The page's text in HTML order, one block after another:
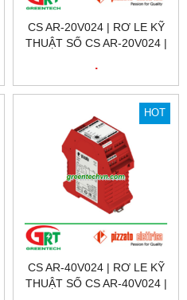
CS AR-20V024 | RƠ LE KỸ
THUẬT SỐ CS AR-20V024 |
.
HOT
CS AR-40V024 | RƠ LE KỸ
THUẬT SỐ CS AR-40V024 |